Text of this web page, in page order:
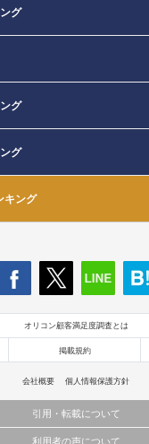
グ
グ
グ
キング
オリコン顧客満足度調査とは
掲載規約
会社概要 個人情報保護方針
引用・転載について
利用者の声について